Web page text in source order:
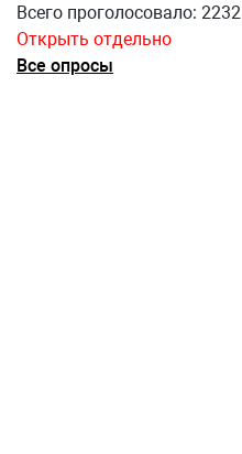
Всего проголосовало: 2232
Открыть отдельно
Все опросы